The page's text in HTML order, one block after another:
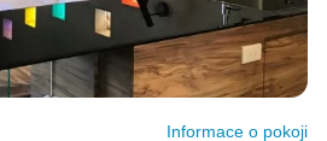
Informace o pokoji